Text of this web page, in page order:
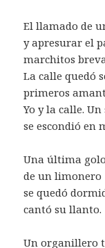
El llamado de
y apresurar el
marchitos
La calle quedó
primeros
Yo y la calle.
se escondió en
Una última
de un limonero
se quedó
cantó su llanto.
Un organillero